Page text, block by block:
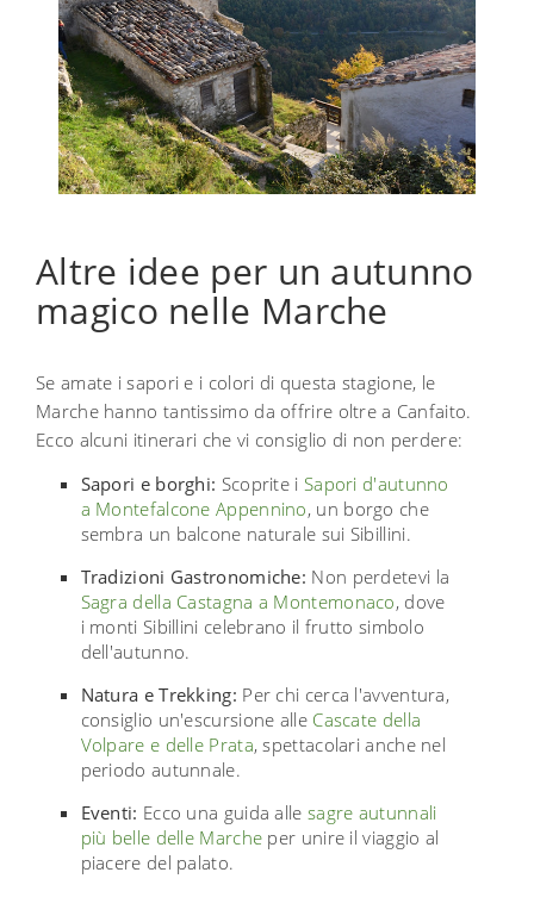
Altre idee per un autunno
magico nelle Marche
Se amate i sapori e i colori di questa stagione, le
Marche hanno tantissimo da offrire oltre a Canfaito.
Ecco alcuni itinerari che vi consiglio di non perdere:
Sapori e borghi: Scoprite i Sapori d'autunno
a Montefalcone Appennino, un borgo che
sembra un balcone naturale sui Sibillini.
Tradizioni Gastronomiche: Non perdetevi la
Sagra della Castagna a Montemonaco, dove
i monti Sibillini celebrano il frutto simbolo
dell'autunno.
Natura e Trekking: Per chi cerca l'avventura,
consiglio un'escursione alle Cascate della
Volpare e delle Prata, spettacolari anche nel
periodo autunnale.
Eventi: Ecco una guida alle sagre autunnali
più belle delle Marche per unire il viaggio al
piacere del palato.